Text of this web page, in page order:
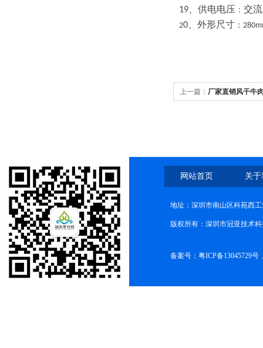
19 、供电电压 ： 交流
20 、外形尺寸 ：
上一篇： 厂家直销风干牛
网站首页 关
地址：深圳市南山区科苑西
版权所有：深圳市冠亚技术
备案号： 粤ICP备13045729号